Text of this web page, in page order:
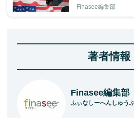
Finasee編集部
著者情報
Finasee編集部
ふぃなしーへんしゅう